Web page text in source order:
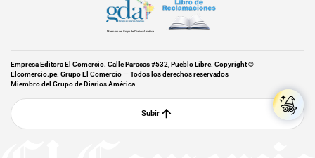
Miembro del Grupo de Diarios América
Empresa Editora El Comercio. Calle Paracas #532, Pueblo Libre. Copyright ©
Elcomercio.pe. Grupo El Comercio — Todos los derechos reservados
Miembro del Grupo de Diarios América
Subir